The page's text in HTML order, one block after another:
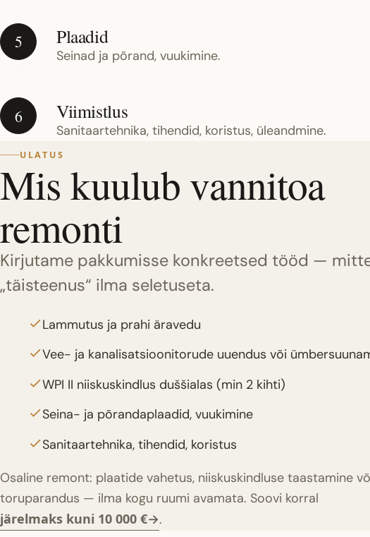
5 Plaadid
Seinad ja põrand, vuukimine.
6 Viimistlus
Sanitaartehnika, tihendid, koristus, üleandmine.
ULATUS
Mis kuulub vannitoa
remonti
Kirjutame pakkumisse konkreetsed tööd —
„täisteenus“ ilma seletuseta.
Lammutus ja prahi äravedu
Vee- ja kanalisatsioonitorude uuendus või
WPI II niiskuskindlus duššialas (min 2 kihti)
Seina- ja põrandaplaadid, vuukimine
Sanitaartehnika, tihendid, koristus
Osaline remont: plaatide vahetus, niiskuskindluse taastamine
toruparandus — ilma kogu ruumi avamata. Soovi korral
järelmaks kuni 10 000 €
.